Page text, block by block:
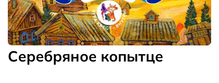
Серебряное копытце